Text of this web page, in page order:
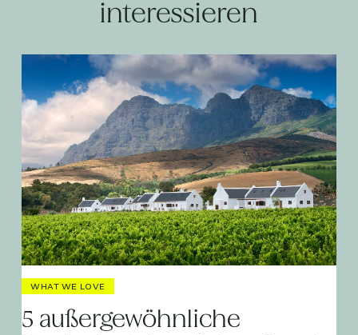
interessieren
WHAT WE LOVE
5 außergewöhnliche